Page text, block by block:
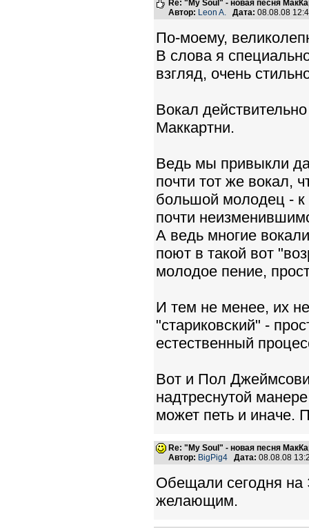
Re: "My Soul" - новая песня
Автор: Leon A. Дата: 08.08.08
По-моему,
В слова я
взгляд, очень
Вокал
Маккартни.
Ведь мы привыкли
почти тот же вокал,
большой молодец - к
почти
А ведь многие
поют в такой вот
молодое пение,
И тем не менее, их
"стариковский" -
естественный
Вот и Пол
надтреснутой
может петь и иначе.
Re: "My Soul" - новая песня
Автор: BigPig4 Дата: 08.08.08
Обещали сегодня на
желающим.